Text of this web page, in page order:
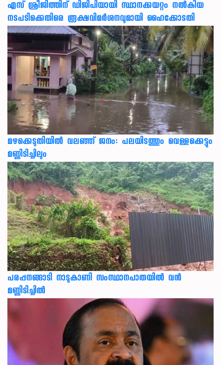
എസ് ശ്രീജിത്തിന് ഡിജിപിയായി സ്ഥാനക്കയറ്റം നൽകിയ
നടപടിക്കെതിരെ രൂക്ഷവിമർശനവുമായി ഹൈക്കോടതി
മഴക്കെടുതിയിൽ വലഞ്ഞ് ജനം: പലയിടത്തും വെള്ളക്കെട്ടും
മണ്ണിടിച്ചിലും
പരപ്പനങ്ങാടി നാടുകാണി സംസ്ഥാനപാതയില്‍ വന്‍
മണ്ണിടിച്ചില്‍